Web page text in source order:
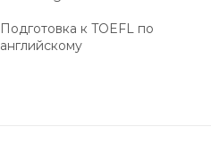
Подготовка к TOEFL по
английскому